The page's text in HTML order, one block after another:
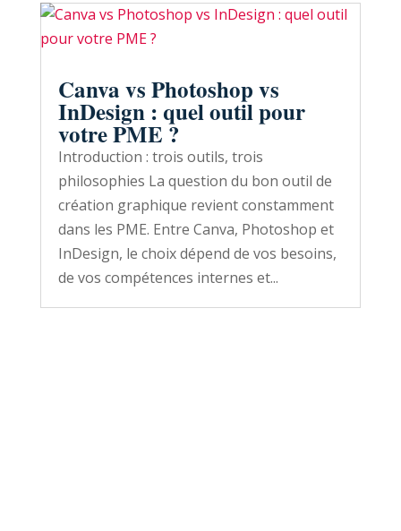
Canva vs Photoshop vs
InDesign : quel outil pour
votre PME ?
Introduction : trois outils, trois
philosophies La question du bon outil de
création graphique revient constamment
dans les PME. Entre Canva, Photoshop et
InDesign, le choix dépend de vos besoins,
de vos compétences internes et...